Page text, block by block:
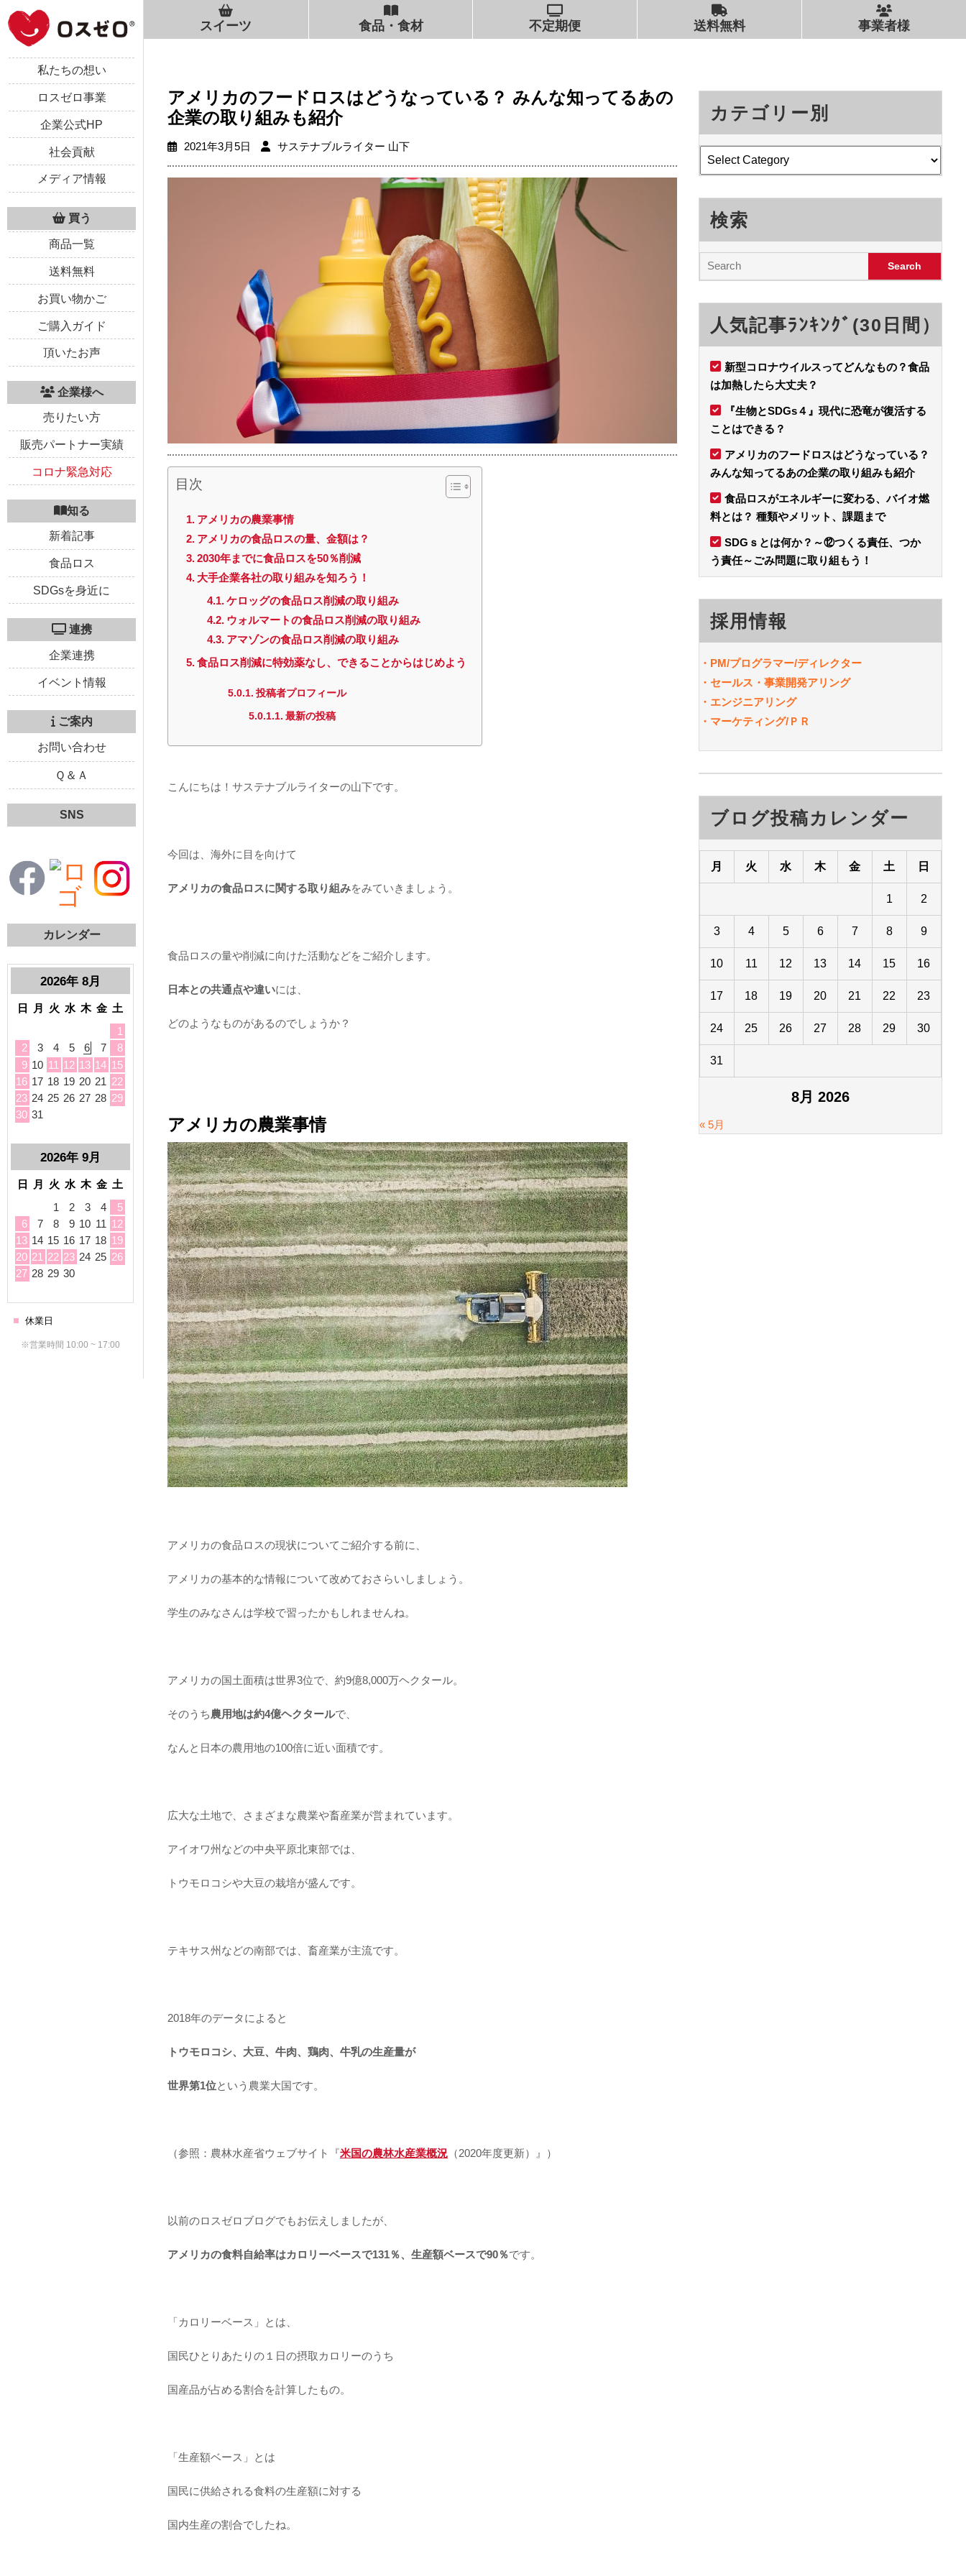
私たちの想い
ロスゼロ事業
企業公式HP
社会貢献
メディア情報
買う
商品一覧
送料無料
お買い物かご
ご購入ガイド
頂いたお声
企業様へ
売りたい方
販売パートナー実績
コロナ緊急対応
知る
新着記事
食品ロス
SDGsを身近に
連携
企業連携
イベント情報
ご案内
お問い合わせ
Ｑ＆Ａ
SNS
カレンダー
スイーツ 食品・食材 不定期便 送料無料 事業者様
アメリカのフードロスはどうなっている？ みんな知ってるあの
企業の取り組みも紹介
2021年3月5日 サステナブルライター 山下
目次
アメリカの農業事情
アメリカの食品ロスの量、金額は？
2030年までに食品ロスを50％削減
大手企業各社の取り組みを知ろう！
ケロッグの食品ロス削減の取り組み
ウォルマートの食品ロス削減の取り組み
アマゾンの食品ロス削減の取り組み
食品ロス削減に特効薬なし、できることからはじめよう
投稿者プロフィール
最新の投稿
こんにちは！サステナブルライターの山下です。
今回は、海外に目を向けて
アメリカの食品ロスに関する取り組みをみていきましょう。
食品ロスの量や削減に向けた活動などをご紹介します。
日本との共通点や違いには、
どのようなものがあるのでしょうか？
アメリカの農業事情
アメリカの食品ロスの現状についてご紹介する前に、
アメリカの基本的な情報について改めておさらいしましょう。
学生のみなさんは学校で習ったかもしれませんね。
アメリカの国土面積は世界3位で、約9億8,000万ヘクタール。
そのうち農用地は約4億ヘクタールで、
なんと日本の農用地の100倍に近い面積です。
広大な土地で、さまざまな農業や畜産業が営まれています。
アイオワ州などの中央平原北東部では、
トウモロコシや大豆の栽培が盛んです。
テキサス州などの南部では、畜産業が主流です。
2018年のデータによると
トウモロコシ、大豆、牛肉、鶏肉、牛乳の生産量が
世界第1位という農業大国です。
（参照：農林水産省ウェブサイト『米国の農林水産業概況 （2020年度更新）』）
以前のロスゼロブログでもお伝えしましたが、
アメリカの食料自給率はカロリーベースで131％、生産額ベースで90％です。
「カロリーベース」とは、
国民ひとりあたりの１日の摂取カロリーのうち
国産品が占める割合を計算したもの。
「生産額ベース」とは
国民に供給される食料の生産額に対する
国内生産の割合でしたね。
カテゴリー別
検索
人気記事ﾗﾝｷﾝｸﾞ(30日間）
新型コロナウイルスってどんなもの？食品
は加熱したら大丈夫？
『生物とSDGs４』現代に恐竜が復活する
ことはできる？
アメリカのフードロスはどうなっている？
みんな知ってるあの企業の取り組みも紹介
食品ロスがエネルギーに変わる、バイオ燃
料とは？ 種類やメリット、課題まで
SDGｓとは何か？～⑫つくる責任、つか
う責任～ごみ問題に取り組もう！
採用情報
・PM/プログラマー/ディレクター
・セールス・事業開発アリング
・エンジニアリング
・マーケティング/ＰＲ
ブログ投稿カレンダー
8月 2026
月 火 水 木 金 土 日
1 2
3 4 5 6 7 8 9
10 11 12 13 14 15 16
17 18 19 20 21 22 23
24 25 26 27 28 29 30
31
« 5月